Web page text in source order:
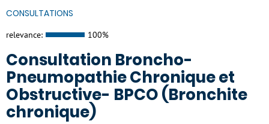
CONSULTATIONS
relevance: 100%
Consultation Broncho-
Pneumopathie Chronique et
Obstructive- BPCO (Bronchite
chronique)